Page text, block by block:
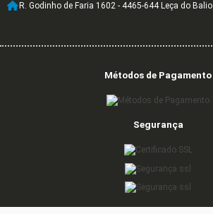
R. Godinho de Faria 1602 - 4465-644 Leça do Balio
Métodos de Pagamento
Segurança